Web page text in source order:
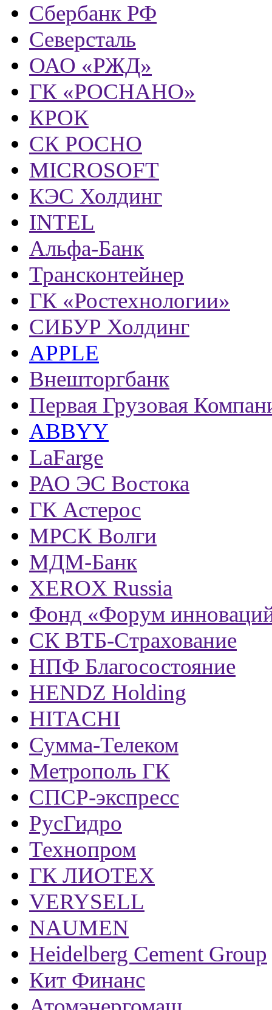
Сбербанк РФ
Северсталь
ОАО «РЖД»
ГК «РОСНАНО»
КРОК
СК РОСНО
MICROSOFT
КЭС Холдинг
INTEL
Альфа-Банк
Трансконтейнер
ГК «Ростехнологии»
СИБУР Холдинг
APPLE
Внешторгбанк
Первая Грузовая
ABBYY
LaFarge
РАО ЭС Востока
ГК Астерос
МРСК Волги
МДМ-Банк
XEROX Russia
Фонд «Форум
СК ВТБ-Страхование
НПФ Благосостояние
HENDZ Holding
HITACHI
Сумма-Телеком
Метрополь ГК
СПСР-экспресс
РусГидро
Технопром
ГК ЛИОТЕХ
VERYSELL
NAUMEN
Heidelberg Cement Group
Кит Финанс